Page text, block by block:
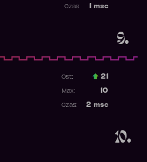
9.
msc
Czas:
10.
Ost.: 21
10
Max:
2 msc
Czas: